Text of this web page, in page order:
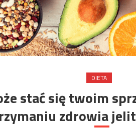
DIETA
stać się twoim
zdrowia